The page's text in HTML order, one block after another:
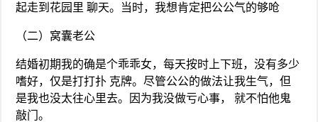
起走到花园里 聊天。当时，我想肯定把公公气的够呛
（二）窝囊老公
结婚初期我的确是个乖乖女，每天按时上下班，没有多少
嗜好，仅是打打扑 克牌。尽管公公的做法让我生气，但
是我也没太往心里去。因为我没做亏心事， 就不怕他鬼
敲门。